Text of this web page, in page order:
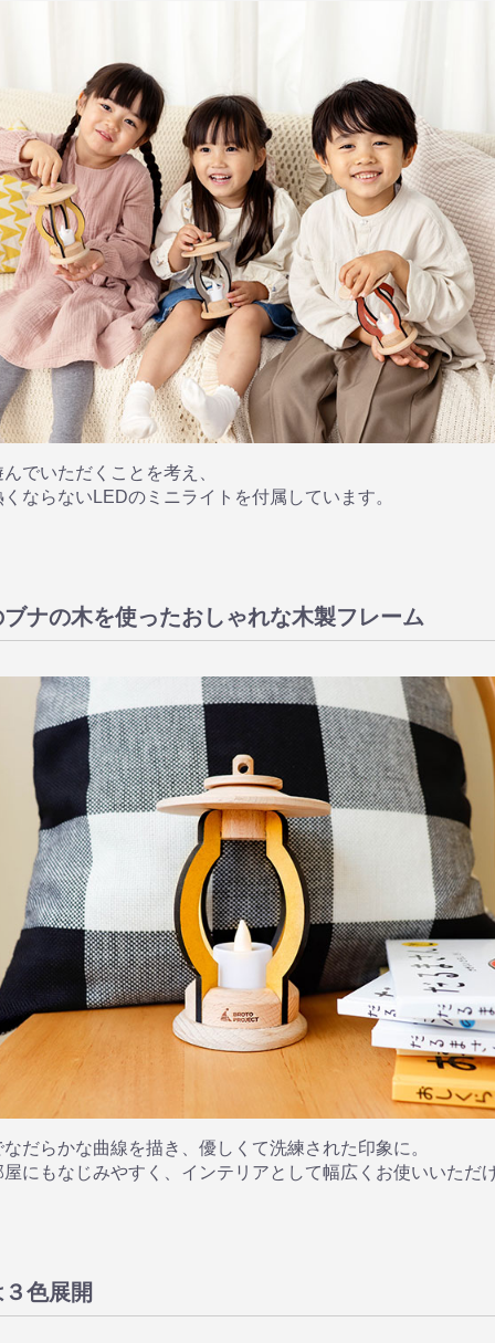
でいただくことを考え、
ならないLEDのミニライトを付属しています。
ナの木を使ったおしゃれな木製フレーム
だらかな曲線を描き、優しくて洗練された印象に。
にもなじみやすく、インテリアとして幅広くお使いいただ
色展開